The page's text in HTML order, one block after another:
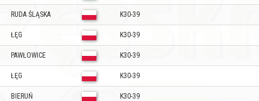
RUDA ŚLĄSKA K30-39
ŁĘG K30-39
PAWŁOWICE K30-39
ŁĘG K30-39
BIERUŃ K30-39